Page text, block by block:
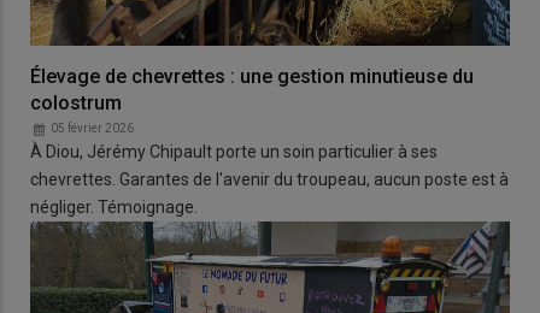
Élevage de chevrettes : une gestion minutieuse du
colostrum
05 février 2026
À Diou, Jérémy Chipault porte un soin particulier à ses
chevrettes. Garantes de l'avenir du troupeau, aucun poste est à
négliger. Témoignage.